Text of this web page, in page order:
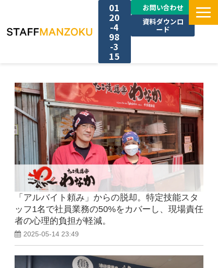
01
20
-4
98
-3
15
お問い合わせ
資料ダウンロ
ード
選ばれる理由
料金
採用事例
サービス一覧
お役立ち情報
無料相談窓口
「アルバイト頼み」からの脱却。特定技能スタ
ッフ1名で社員業務の50%をカバーし、現場責任
者の心理的負担が軽減。
2025-05-14 23:49